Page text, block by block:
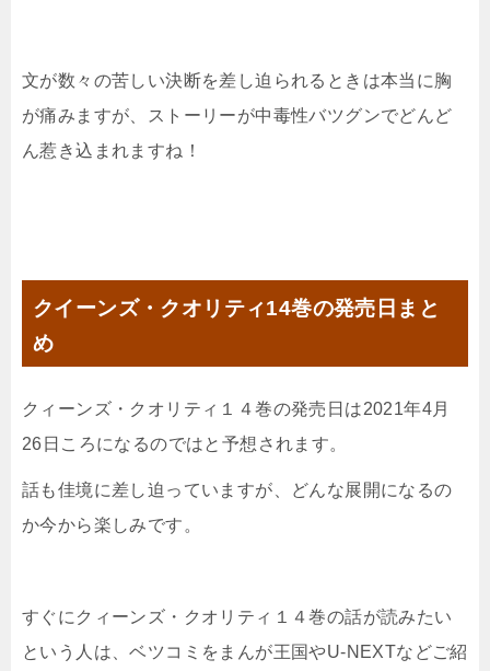
文が数々の苦しい決断を差し迫られるときは本当に胸
が痛みますが、ストーリーが中毒性バツグンでどんど
ん惹き込まれますね！
クイーンズ・クオリティ14巻の発売日まと
め
クィーンズ・クオリティ１４巻の発売日は2021年4月
26日ころになるのではと予想されます。
話も佳境に差し迫っていますが、どんな展開になるの
か今から楽しみです。
すぐにクィーンズ・クオリティ１４巻の話が読みたい
という人は、ベツコミをまんが王国やU-NEXTなどご紹